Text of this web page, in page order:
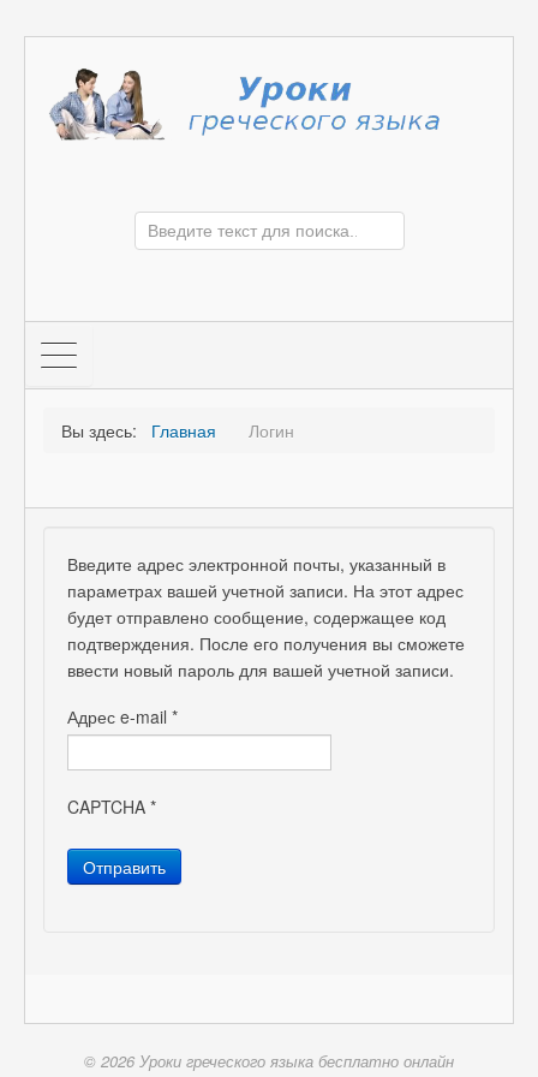
Вы здесь: Главная Логин
Введите адрес электронной почты, указанный в
параметрах вашей учетной записи. На этот адрес
будет отправлено сообщение, содержащее код
подтверждения. После его получения вы сможете
ввести новый пароль для вашей учетной записи.
Адрес e-mail *
CAPTCHA *
Отправить
© 2026 Уроки греческого языка бесплатно онлайн